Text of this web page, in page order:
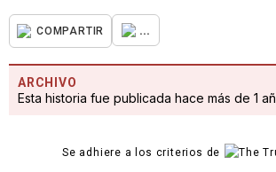
COMPARTIR ...
ARCHIVO
Esta historia fue publicada hace más de 1
Se adhiere a los criterios de